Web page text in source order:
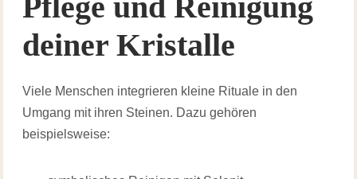
deiner Kristalle
Viele Menschen integrieren kleine Rituale in den
Umgang mit ihren Steinen. Dazu gehören
beispielsweise: